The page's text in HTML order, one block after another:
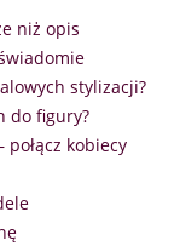
niż opis
stylizacji?
do figury?
kobiecy